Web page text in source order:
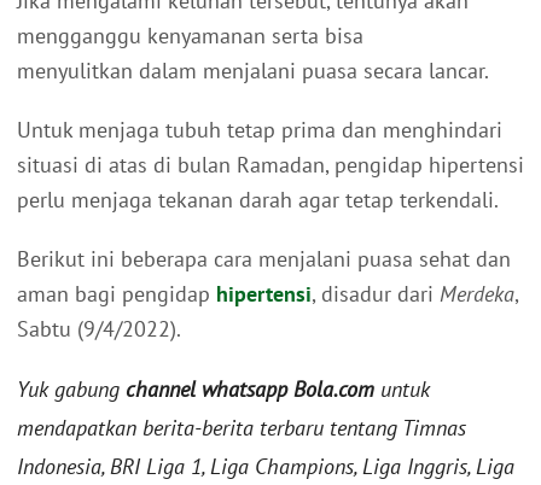
mengganggu kenyamanan serta bisa
menyulitkan dalam menjalani puasa secara lancar.
Untuk menjaga tubuh tetap prima dan menghindari
situasi di atas di bulan Ramadan, pengidap hipertensi
perlu menjaga tekanan darah agar tetap terkendali.
Berikut ini beberapa cara menjalani puasa sehat dan
aman bagi pengidap hipertensi, disadur dari Merdeka,
Sabtu (9/4/2022).
Yuk gabung channel whatsapp Bola.com untuk
mendapatkan berita-berita terbaru tentang Timnas
Indonesia, BRI Liga 1, Liga Champions, Liga Inggris, Liga